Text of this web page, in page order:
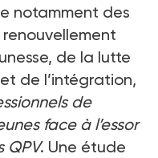
notamment des
de la lutte
de l’intégration,
de
face à l’essor
QPV. Une étude